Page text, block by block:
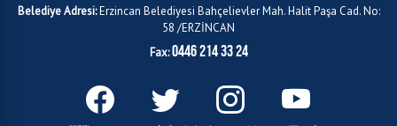
Belediye Adresi:Erzincan Belediyesi Bahçelievler Mah. Halit Paşa Cad. No:
58 /ERZİNCAN
Fax:0446 214 33 24